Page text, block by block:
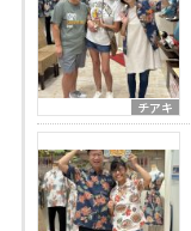
チアキ